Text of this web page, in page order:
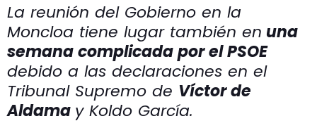
La reunión del Gobierno en la
Moncloa tiene lugar también en una
semana complicada por el PSOE
debido a las declaraciones en el
Tribunal Supremo de Víctor de
Aldama y Koldo García.